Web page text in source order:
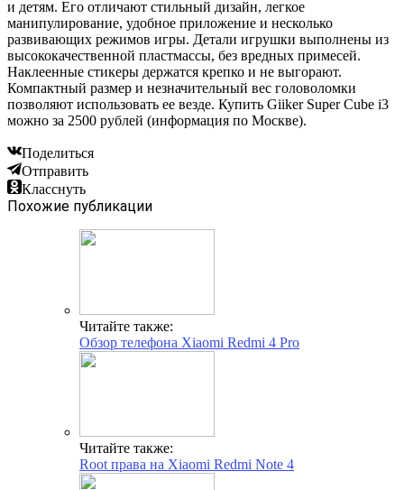
и детям. Его отличают стильный дизайн, легкое
манипулирование, удобное приложение и несколько
развивающих режимов игры. Детали игрушки выполнены из
высококачественной пластмассы, без вредных примесей.
Наклеенные стикеры держатся крепко и не выгорают.
Компактный размер и незначительный вес головоломки
позволяют использовать ее везде. Купить Giiker Super Cube i3
можно за 2500 рублей (информация по Москве).
Поделиться
Отправить
Класснуть
Похожие публикации
Читайте также:
Обзор телефона Xiaomi Redmi 4 Pro
Читайте также:
Root права на Xiaomi Redmi Note 4